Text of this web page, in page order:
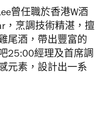
曾任職於香港W酒
，烹調技術精湛，擅
尾酒，帶出豐富的
25:00經理及首席調
元素，設計出一系